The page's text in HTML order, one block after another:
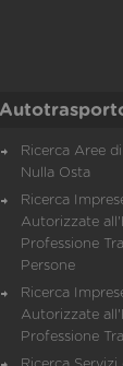
Ricerca Aree
Nulla Osta
Ricerca
Autorizzate
Professione
Persone
Ricerca
Autorizzate
Professione